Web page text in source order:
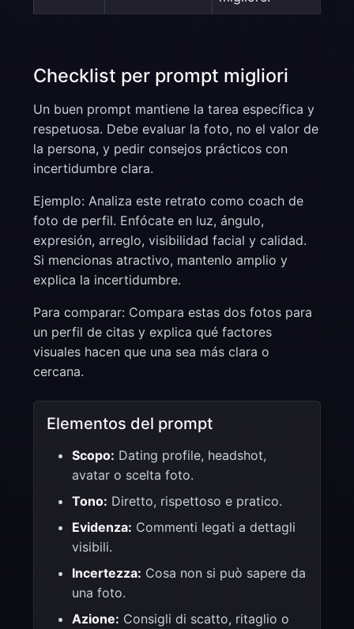
Checklist per prompt migliori
Un buen prompt mantiene la tarea específica y
respetuosa. Debe evaluar la foto, no el valor de
la persona, y pedir consejos prácticos con
incertidumbre clara.
Ejemplo: Analiza este retrato como coach de
foto de perfil. Enfócate en luz, ángulo,
expresión, arreglo, visibilidad facial y calidad.
Si mencionas atractivo, mantenlo amplio y
explica la incertidumbre.
Para comparar: Compara estas dos fotos para
un perfil de citas y explica qué factores
visuales hacen que una sea más clara o
cercana.
Elementos del prompt
Scopo: Dating profile, headshot,
avatar o scelta foto.
Tono: Diretto, rispettoso e pratico.
Evidenza: Commenti legati a dettagli
visibili.
Incertezza: Cosa non si può sapere da
una foto.
Azione: Consigli di scatto, ritaglio o